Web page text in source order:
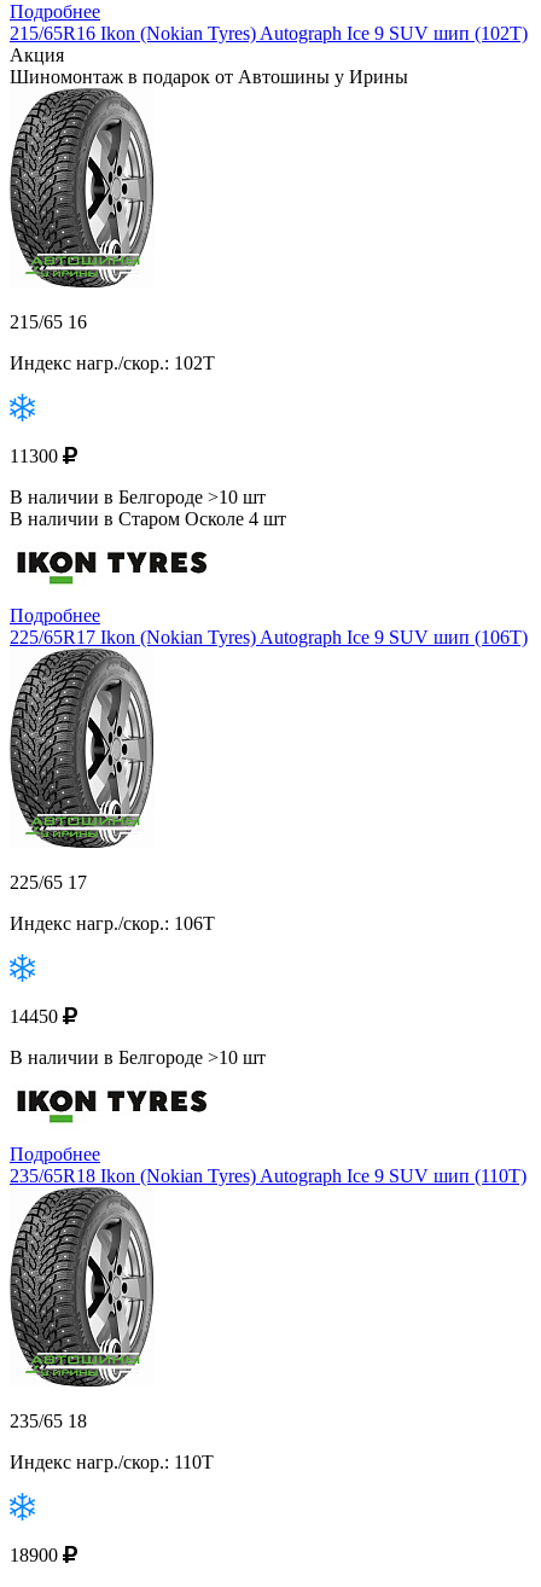
Подробнее
215/65R16 Ikon (Nokian Tyres) Autograph Ice 9 SUV шип (102T)
Акция
Шиномонтаж в подарок от Автошины у Ирины
215/65 16
Индекс нагр./скор.: 102T
11300
В наличии в Белгороде >10 шт
В наличии в Старом Осколе 4 шт
Подробнее
225/65R17 Ikon (Nokian Tyres) Autograph Ice 9 SUV шип (106T)
225/65 17
Индекс нагр./скор.: 106T
14450
В наличии в Белгороде >10 шт
Подробнее
235/65R18 Ikon (Nokian Tyres) Autograph Ice 9 SUV шип (110T)
235/65 18
Индекс нагр./скор.: 110T
18900